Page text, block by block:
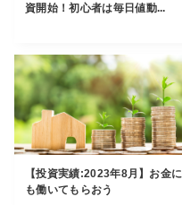
資開始！初心者は毎日値動...
【投資実績:2023年8月】お金に
も働いてもらおう